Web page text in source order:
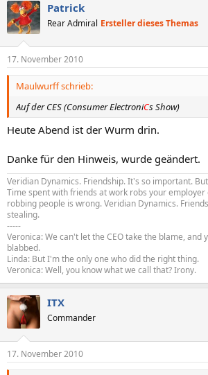
Patrick
Rear Admiral Ersteller dieses Themas
17. November 2010
Maulwurff schrieb:
Auf der CES (Consumer ElectroniCs Show)
Heute Abend ist der Wurm drin.
Danke für den Hinweis, wurde geändert.
Veridian Dynamics. Friendship. It's so important.
Time spent with friends at work robs your
robbing people is wrong. Veridian Dynamics.
stealing.
-----
Veronica: We can't let the CEO take the blame, and
blabbed.
Linda: But I'm the only one who did the right thing.
Veronica: Well, you know what we call that? Irony.
ITX
Commander
17. November 2010